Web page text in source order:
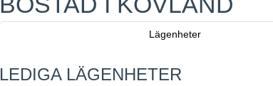
Lägenheter
LEDIGA LÄGENHETER